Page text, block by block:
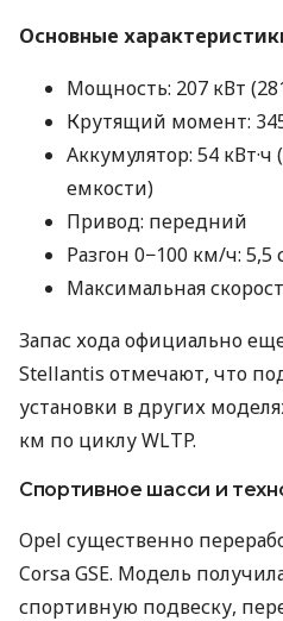
Основные
Мощность: 207 кВт
Крутящий момент:
Аккумулятор: 54 кВт·ч
емкости)
Привод: передний
Разгон 0−100 км/ч: 5,5
Максимальная
Запас хода официально
Stellantis отмечают, что
установки в других
км по циклу WLTP.
Спортивное шасси и
Opel существенно
Corsa GSE. Модель
спортивную подвеску,